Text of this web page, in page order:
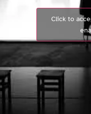
Click to